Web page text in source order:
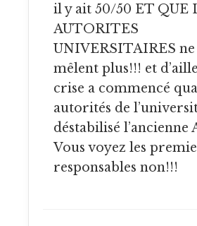
il y ait 50/50 ET QUE
AUTORITES
UNIVERSITAIRES ne
mêlent plus!!! et
crise a commencé
autorités de
déstabilisé l’ancienne
Vous voyez les
responsables non!!!